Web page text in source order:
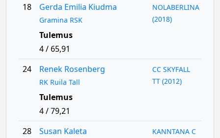
18
Gerda Emilia Kiudma
Gramina RSK
NOLABERLINA
(2018)
Tulemus
4 / 65,91
24
Renek Rosenberg
RK Ruila Tall
CC SKYFALL
TT (2012)
Tulemus
4 / 79,21
28
Susan Kaleta
KANNTANA C